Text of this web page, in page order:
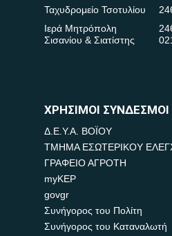
Ταχυδρομείο Τσοτυλίου
Ιερά Μητρόπολη
Σισανίου & Σιατίστης
ΧΡΗΣΙΜΟΙ ΣΥΝΔΕΣΜΟΙ
Δ.Ε.Υ.Α. ΒΟΪΟΥ
ΤΜΗΜΑ ΕΣΩΤΕΡΙΚΟΥ
ΓΡΑΦΕΙΟ ΑΓΡΟΤΗ
myKEP
govgr
Συνήγορος του Πολίτη
Συνήγορος του Καταναλωτή